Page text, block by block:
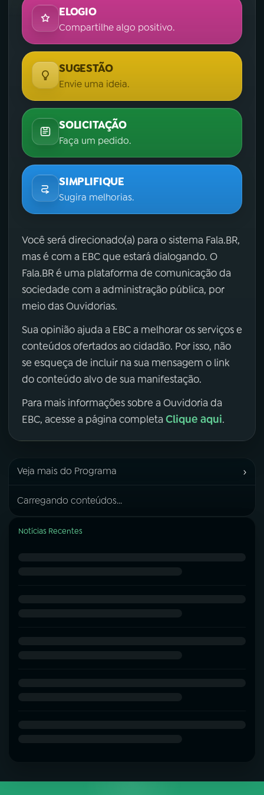
ELOGIO
Compartilhe algo positivo.
SUGESTÃO
Envie uma ideia.
SOLICITAÇÃO
Faça um pedido.
SIMPLIFIQUE
Sugira melhorias.
Você será direcionado(a) para o sistema Fala.BR,
mas é com a EBC que estará dialogando. O
Fala.BR é uma plataforma de comunicação da
sociedade com a administração pública, por
meio das Ouvidorias.
Sua opinião ajuda a EBC a melhorar os serviços e
conteúdos ofertados ao cidadão. Por isso, não
se esqueça de incluir na sua mensagem o link
do conteúdo alvo de sua manifestação.
Para mais informações sobre a Ouvidoria da
EBC, acesse a página completa Clique aqui.
Veja mais do Programa ›
Carregando conteúdos...
Notícias Recentes